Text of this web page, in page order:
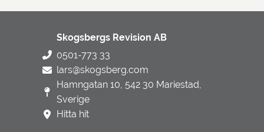
Skogsbergs Revision AB
0501-773 33
lars@skogsberg.com
Hamngatan 10, 542 30 Mariestad,
Sverige
Hitta hit